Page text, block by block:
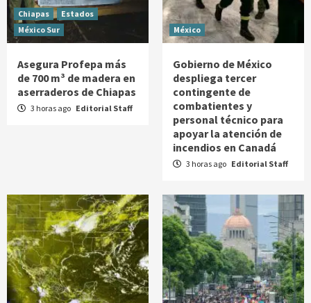
Chiapas
Estados
México Sur
Asegura Profepa más
de 700 m³ de madera en
aserraderos de Chiapas
3 horas ago Editorial Staff
México
Gobierno de México
despliega tercer
contingente de
combatientes y
personal técnico para
apoyar la atención de
incendios en Canadá
3 horas ago Editorial Staff